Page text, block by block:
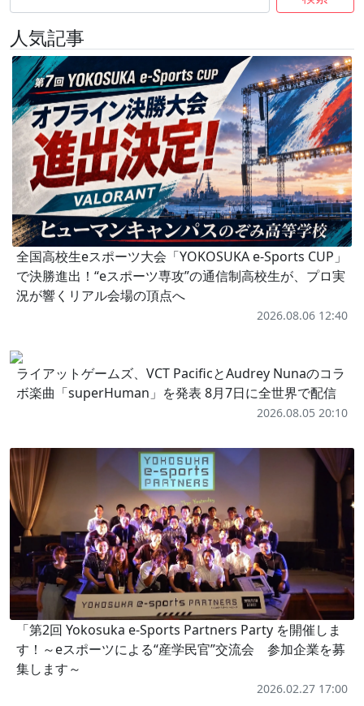
人気記事
全国高校生eスポーツ大会「YOKOSUKA e-Sports CUP」
で決勝進出！“eスポーツ専攻”の通信制高校生が、プロ実
況が響くリアル会場の頂点へ
2026.08.06 12:40
ライアットゲームズ、VCT PacificとAudrey Nunaのコラ
ボ楽曲「superHuman」を発表 8月7日に全世界で配信
2026.08.05 20:10
「第2回 Yokosuka e-Sports Partners Party を開催しま
す！～eスポーツによる“産学民官”交流会 参加企業を募
集します～
2026.02.27 17:00